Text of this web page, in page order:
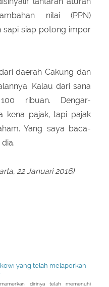
nilai (PPN)
sapi siap potong impor
daerah Cakung dan
Kalau dari sana
ribuan. Dengar-
kena pajak, tapi pajak
Yang saya baca-
22 Januari 2016)
yang telah melaporkan
dirinya telah memenuhi